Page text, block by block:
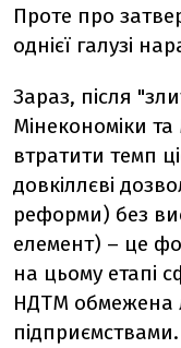
Проте про
однієї галузі
Зараз, після
Мінекономіки
втратити темп
довкіллєві
реформи) без
елемент) – це
на цьому етапі
НДТМ обмежена